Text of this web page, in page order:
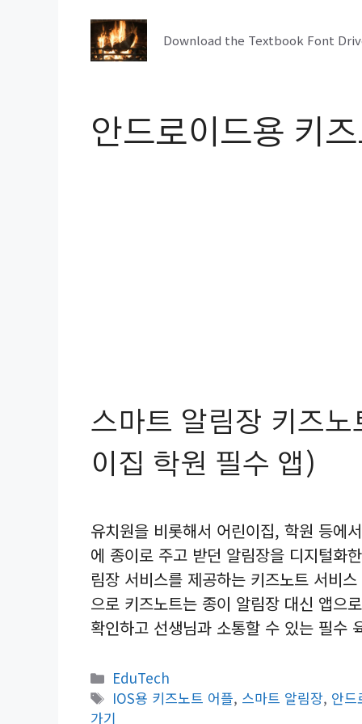
Download the Textbook Font
안드로이드용 키
스마트 알림장 키즈
이집 학원 필수 앱)
유치원을 비롯해서 어린이집, 학원 등에
에 종이로 주고 받던 알림장을 디지털화
림장 서비스를 제공하는 키즈노트 서비
으로 키즈노트는 종이 알림장 대신 앱으
확인하고 선생님과 소통할 수 있는 필
카
테
고
EduTech
태
그
IOS용 키즈노트 어플, 스마트 알림장, 안드
가기